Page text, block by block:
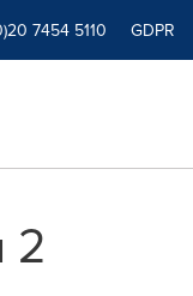
7454 5110 GDPR
2